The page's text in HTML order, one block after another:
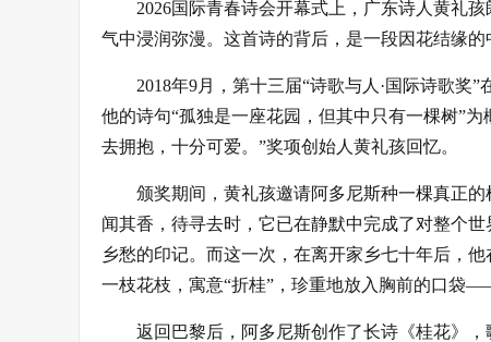
2026国际青春诗会开幕式上，广东诗人黄礼
气中浸润弥漫。这首诗的背后，是一段因花结缘
2018年9月，第十三届“诗歌与人·国际诗歌奖
他的诗句“孤独是一座花园，但其中只有一棵树”
去拥抱，十分可爱。”奖项创始人黄礼孩回忆。
颁奖期间，黄礼孩邀请阿多尼斯种一棵真正
闻其香，待寻去时，它已在静默中完成了对整个
乡愁的印记。而这一次，在离开家乡七十年后，
一枝花枝，寓意“折桂”，珍重地放入胸前的口袋
返回巴黎后，阿多尼斯创作了长诗《桂花》